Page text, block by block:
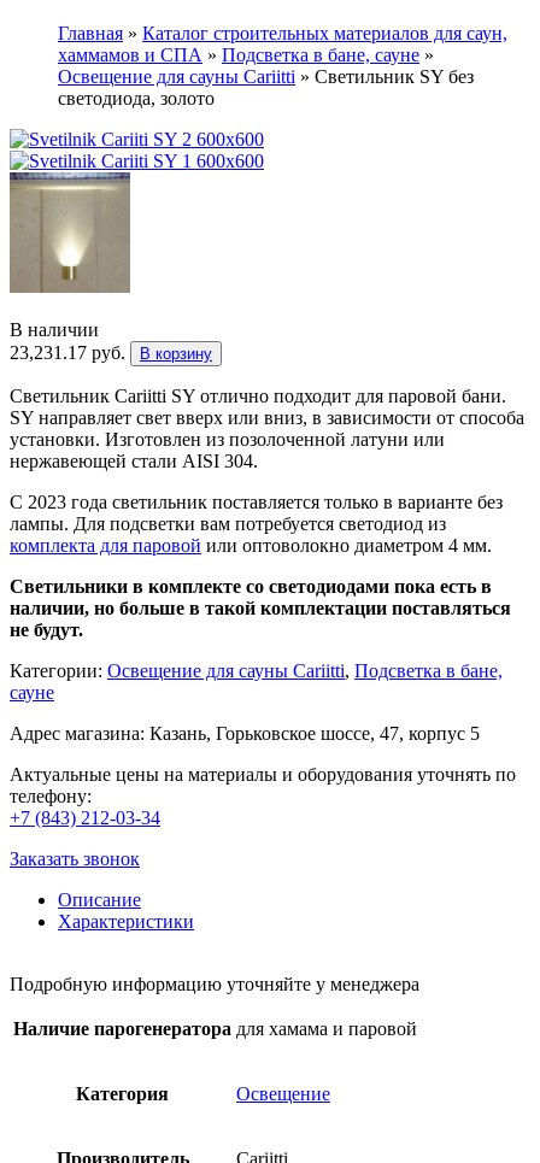
Главная » Каталог строительных материалов для саун,
хаммамов и СПА » Подсветка в бане, сауне »
Освещение для сауны Cariitti » Светильник SY без
светодиода, золото
В наличии
23,231.17 руб. В корзину
Светильник Cariitti SY отлично подходит для паровой бани.
SY направляет свет вверх или вниз, в зависимости от способа
установки. Изготовлен из позолоченной латуни или
нержавеющей стали AISI 304.
С 2023 года светильник поставляется только в варианте без
лампы. Для подсветки вам потребуется светодиод из
комплекта для паровой или оптоволокно диаметром 4 мм.
Светильники в комплекте со светодиодами пока есть в
наличии, но больше в такой комплектации поставляться
не будут.
Категории: Освещение для сауны Cariitti, Подсветка в бане,
сауне
Адрес магазина: Казань, Горьковское шоссе, 47, корпус 5
Актуальные цены на материалы и оборудования уточнять по
телефону:
+7 (843) 212-03-34
Заказать звонок
Описание
Характеристики
Подробную информацию уточняйте у менеджера
Наличие парогенератора для хамама и паровой
Категория Освещение